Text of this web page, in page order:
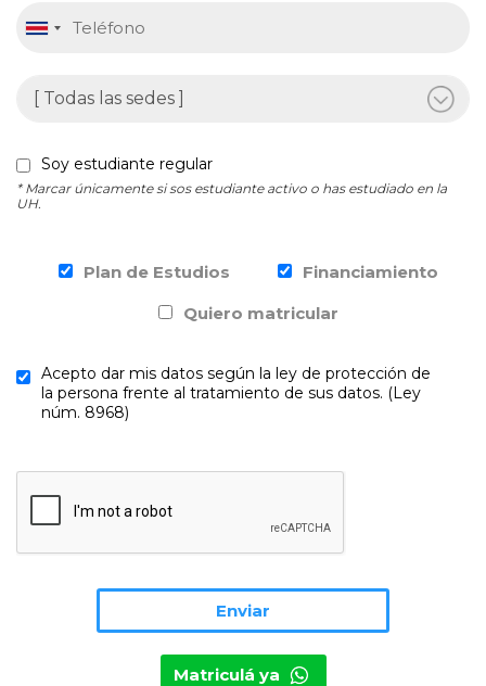
Soy estudiante regular
* Marcar únicamente si sos estudiante activo o has estudiado en la
UH.
Plan de Estudios
Financiamiento
Quiero matricular
Acepto dar mis datos según la ley de protección de
la persona frente al tratamiento de sus datos. (Ley
núm. 8968)
Matriculá ya